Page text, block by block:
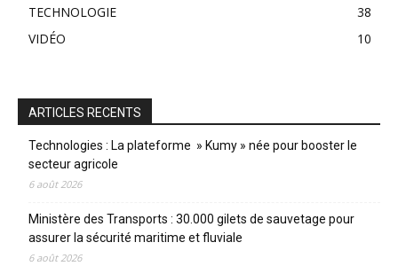
TECHNOLOGIE
38
VIDÉO
10
ARTICLES RECENTS
Technologies : La plateforme » Kumy » née pour booster le
secteur agricole
6 août 2026
Ministère des Transports : 30.000 gilets de sauvetage pour
assurer la sécurité maritime et fluviale
6 août 2026